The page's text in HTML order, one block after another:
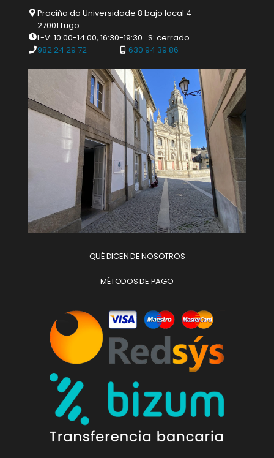
Praciña da Universidade 8 bajo local 4
27001 Lugo
L-V: 10:00-14:00, 16:30-19:30 S: cerrado
982 24 29 72
630 94 39 86
QUÉ DICEN DE NOSOTROS
MÉTODOS DE PAGO